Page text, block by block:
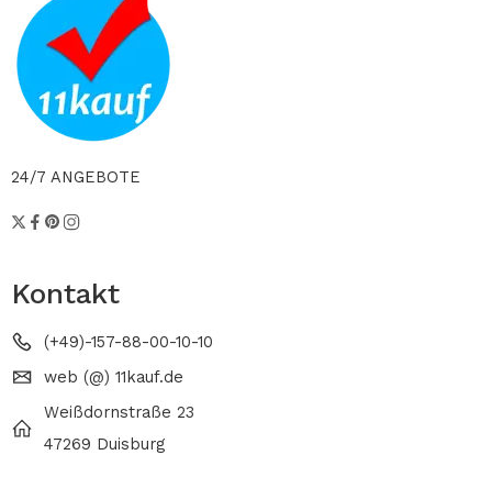
24/7 ANGEBOTE
Kontakt
(+49)-157-88-00-10-10
web (@) 11kauf.de
Weißdornstraße 23
47269 Duisburg